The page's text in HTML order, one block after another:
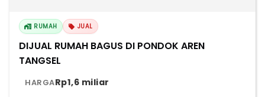
RUMAH JUAL
DIJUAL RUMAH BAGUS DI PONDOK AREN
TANGSEL
HARGARp1,6 miliar